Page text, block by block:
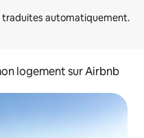
logement sur Airbnb